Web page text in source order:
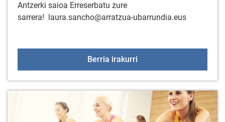
Antzerki saioa Erreserbatu zure
sarrera! laura.sancho@arratzua-ubarrundia.eus
Berria irakurri